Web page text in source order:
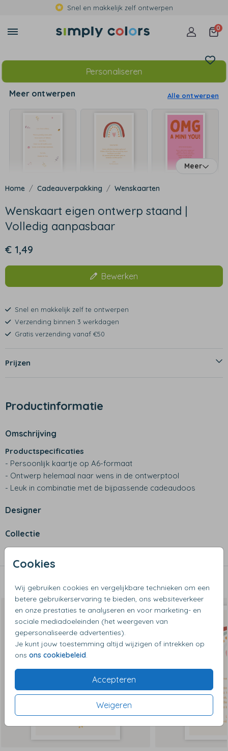
Snel en makkelijk zelf ontwerpen
0
Cookies
Wij gebruiken cookies en vergelijkbare technieken om een
betere gebruikerservaring te bieden, ons websiteverkeer
en onze prestaties te analyseren en voor marketing- en
sociale mediadoeleinden (het weergeven van
gepersonaliseerde advertenties).
Je kunt jouw toestemming altijd wijzigen of intrekken op
ons ons cookiebeleid
Accepteren
Weigeren
Personaliseren
Meer ontwerpen Alle ontwerpen
Meer
Cadeauverpakking Wenskaarten
Wenskaart eigen ontwerp staand |
Volledig aanpasbaar
€ 1,49
Bewerken
Snel en makkelijk zelf te ontwerpen
Verzending binnen 3 werkdagen
Gratis verzending vanaf €50
Prijzen
Productinformatie
Omschrijving
Productspecificaties
- Persoonlijk kaartje op A6-formaat
- Ontwerp helemaal naar wens in de ontwerptool
- Leuk in combinatie met de bijpassende cadeaudoos
Designer
Collectie
Wenskaarten
Dit vind je misschien ook leuk